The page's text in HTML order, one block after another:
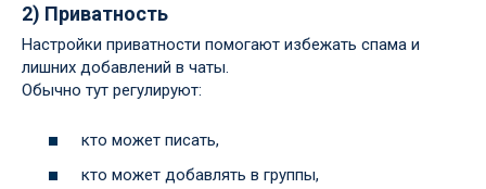
2) Приватность
Настройки приватности помогают избежать спама и
лишних добавлений в чаты.
Обычно тут регулируют:
кто может писать,
кто может добавлять в группы,